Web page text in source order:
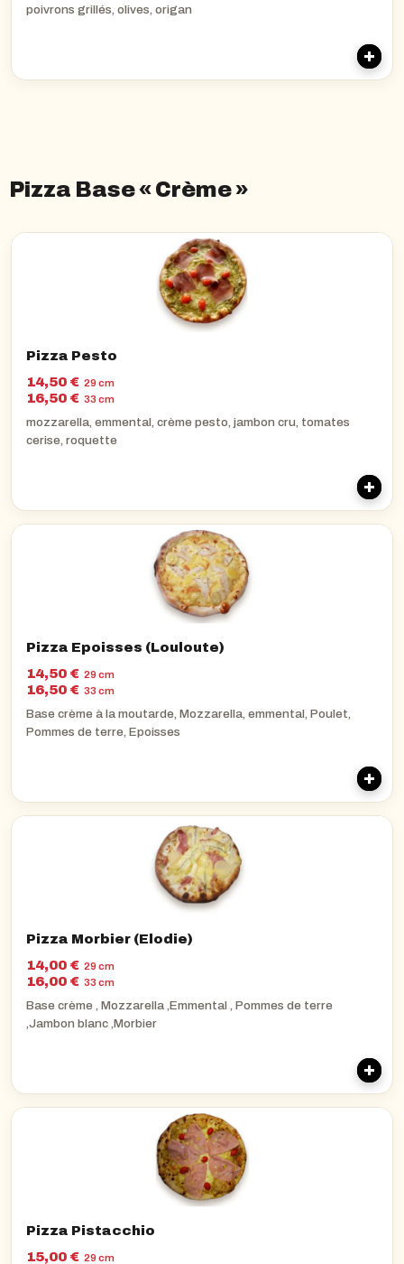
Pizza Base « Crème »
Pizza Pesto
14,50 € 29 cm
16,50 € 33 cm
mozzarella, emmental, crème pesto, jambon cru, tomates
cerise, roquette
Pizza Epoisses (Louloute)
14,50 € 29 cm
16,50 € 33 cm
Base crème à la moutarde, Mozzarella, emmental, Poulet,
Pommes de terre, Epoisses
Pizza Morbier (Elodie)
14,00 € 29 cm
16,00 € 33 cm
Base crème , Mozzarella ,Emmental , Pommes de terre
,Jambon blanc ,Morbier
Pizza Pistacchio
15,00 € 29 cm
poivrons grillés, olives, origan